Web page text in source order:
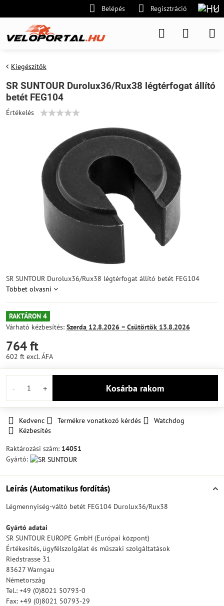
Belépés Regisztráció
Kiegészítők
SR SUNTOUR Durolux36/Rux38 légtérfogat állító
betét FEG104
Értékelés
SR SUNTOUR Durolux36/Rux38 légtérfogat állító betét FEG104
Többet olvasni
RAKTÁRON 4
Várható kézbesítés: Szerda 12.8.2026 − Csütörtök 13.8.2026
764 ft
602 ft excl. ÁFA
Kosárba rakom
Kedvenc Termékre vonatkozó kérdés
Watchdog
Kézbesítés
Raktározási szám: 14051
Gyártó:
Leírás (Automatikus fordítás)
Légmennyiség-váltó betét FEG104 Durolux36/Rux38
Gyártó adatai
SR SUNTOUR EUROPE GmbH (Európai központ)
Értékesítés, ügyfélszolgálat és műszaki szolgáltatások
Riedstrasse 31
83627 Warngau
Németország
Tel.: +49 (0)8021 50793-0
Fax: +49 (0)8021 50793-29